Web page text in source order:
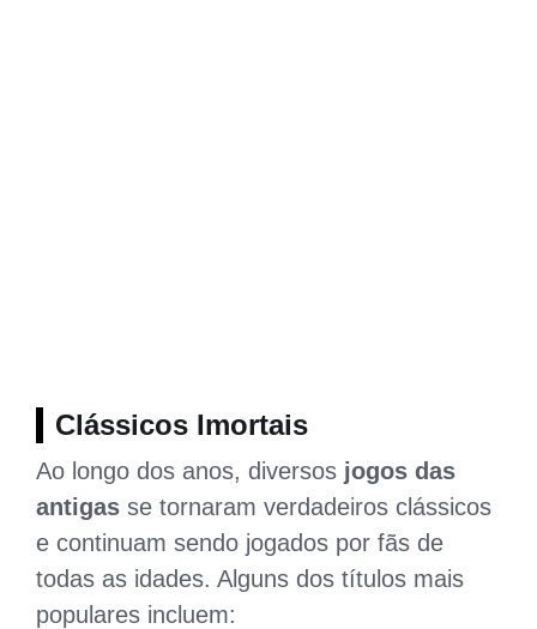
Clássicos Imortais
Ao longo dos anos, diversos jogos das
antigas se tornaram verdadeiros clássicos
e continuam sendo jogados por fãs de
todas as idades. Alguns dos títulos mais
populares incluem: